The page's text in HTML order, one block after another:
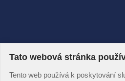
Tato webová stránka
Tento web používá k poskytování